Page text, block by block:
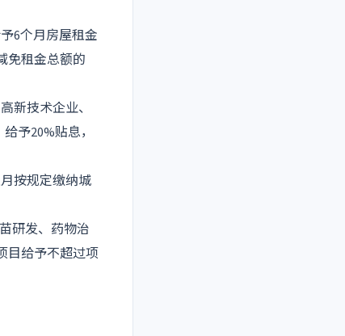
6个月房屋租金
免租金总额的
新技术企业、
予20%贴息，
按规定缴纳城
研发、药物治
目给予不超过项